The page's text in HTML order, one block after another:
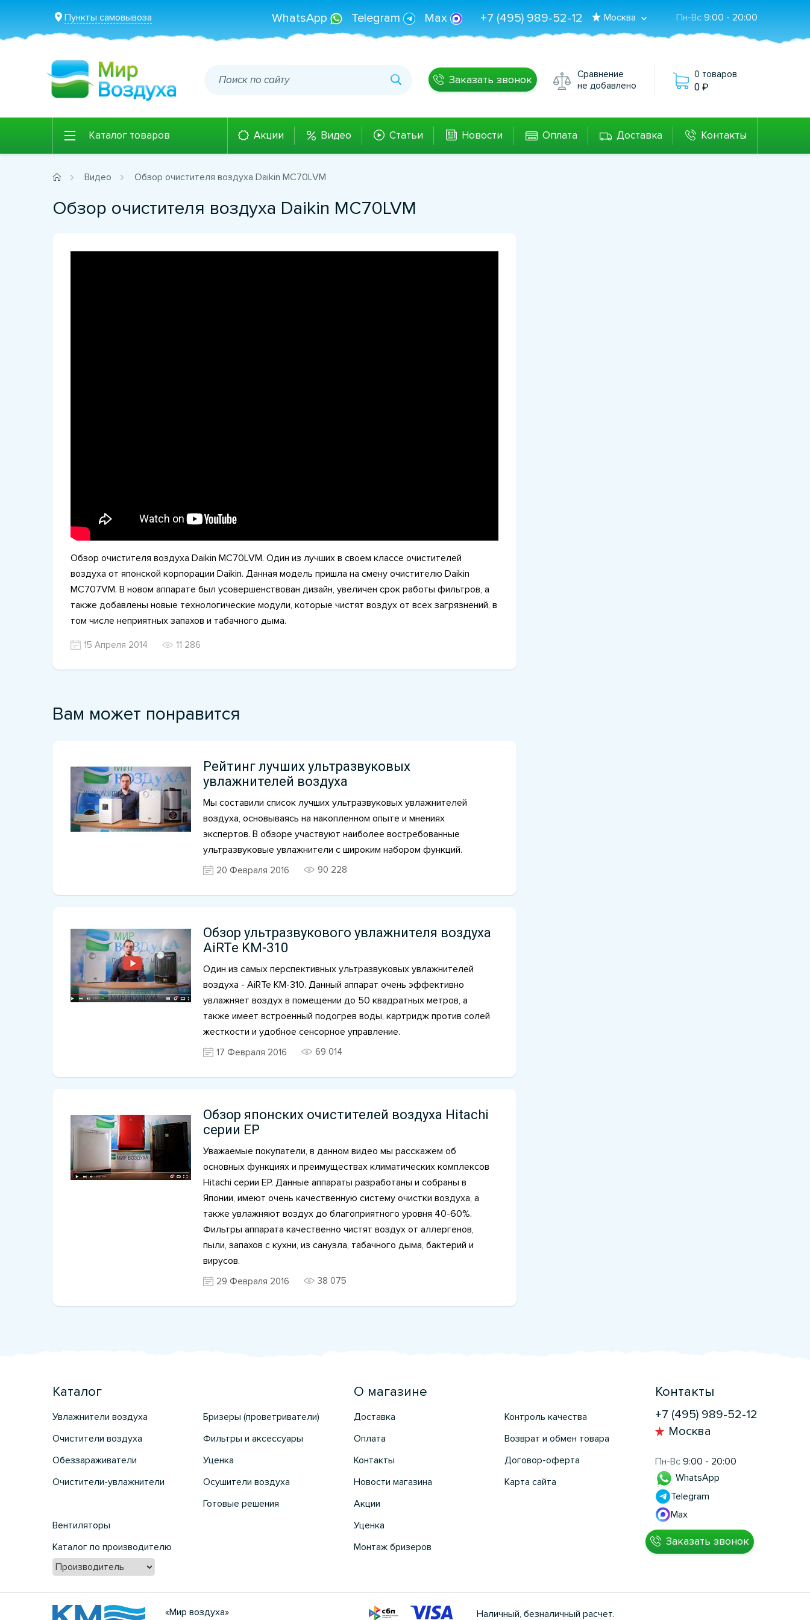
Пункты самовывоза Пн-Вс 9:00 - 20:00
Москва
+7 (495) 989-52-12
WhatsApp Telegram Max
Заказать звонок
Сравнение
не добавлено
0 товаров
0
Каталог товаров Акции Видео Статьи Новости Оплата Доставка Контакты
Видео Обзор очистителя воздуха Daikin MC70LVM
Обзор очистителя воздуха Daikin MC70LVM
Обзор очистителя воздуха Daikin MC70LVM. Один из лучших в своем классе очистителей
воздуха от японской корпорации Daikin. Данная модель пришла на смену очистителю Daikin
MC707VM. В новом аппарате был усовершенствован дизайн, увеличен срок работы фильтров, а
также добавлены новые технологические модули, которые чистят воздух от всех загрязнений, в
том числе неприятных запахов и табачного дыма.
15 Апреля 2014 11 286
Вам может понравится
Рейтинг лучших ультразвуковых
увлажнителей воздуха
Мы составили список лучших ультразвуковых увлажнителей
воздуха, основываясь на накопленном опыте и мнениях
экспертов. В обзоре участвуют наиболее востребованные
ультразвуковые увлажнители с широким набором функций.
20 Февраля 2016 90 228
Обзор ультразвукового увлажнителя воздуха
AiRTe KM-310
Один из самых перспективных ультразвуковых увлажнителей
воздуха - AiRTe KM-310. Данный аппарат очень эффективно
увлажняет воздух в помещении до 50 квадратных метров, а
также имеет встроенный подогрев воды, картридж против солей
жесткости и удобное сенсорное управление.
17 Февраля 2016 69 014
Обзор японских очистителей воздуха Hitachi
серии EP
Уважаемые покупатели, в данном видео мы расскажем об
основных функциях и преимуществах климатических комплексов
Hitachi серии EP. Данные аппараты разработаны и собраны в
Японии, имеют очень качественную систему очистки воздуха, а
также увлажняют воздух до благоприятного уровня 40-60%.
Фильтры аппарата качественно чистят воздух от аллергенов,
пыли, запахов с кухни, из санузла, табачного дыма, бактерий и
вирусов.
29 Февраля 2016 38 075
Каталог
Увлажнители воздуха
Очистители воздуха
Обеззараживатели
Очистители-увлажнители
Бризеры (проветриватели)
Фильтры и аксессуары
Уценка
Осушители воздуха
Готовые решения
Вентиляторы
Каталог по производителю
О магазине
Доставка
Оплата
Контакты
Новости магазина
Акции
Уценка
Монтаж бризеров
Контроль качества
Возврат и обмен товара
Договор-оферта
Карта сайта
Контакты
+7 (495) 989-52-12
Москва
Пн-Вс 9:00 - 20:00
WhatsApp
Telegram
Max
Заказать звонок
«Мир воздуха» Наличный, безналичный расчет.